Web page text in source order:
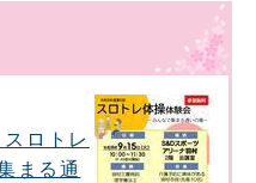
スロトレ
まる通